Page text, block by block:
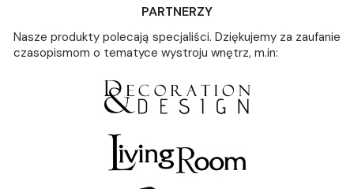
PARTNERZY
Nasze produkty polecają specjaliści. Dziękujemy za zaufanie
czasopismom o tematyce wystroju wnętrz, m.in: